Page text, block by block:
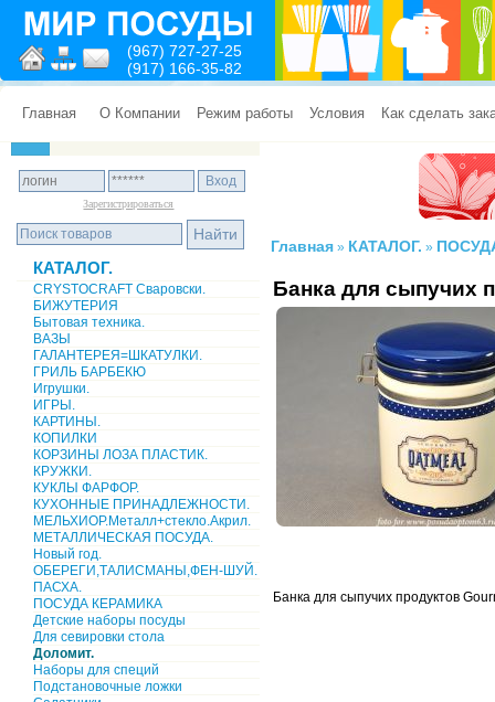
(967) 727-27-25
(917) 166-35-82
Главная О Компании Режим работы Условия Как сделать
Зарегистрироваться
КАТАЛОГ.
CRYSTOCRAFT Сваровски.
БИЖУТЕРИЯ
Бытовая техника.
ВАЗЫ
ГАЛАНТЕРЕЯ=ШКАТУЛКИ.
ГРИЛЬ БАРБЕКЮ
Игрушки.
ИГРЫ.
КАРТИНЫ.
КОПИЛКИ
КОРЗИНЫ ЛОЗА ПЛАСТИК.
КРУЖКИ.
КУКЛЫ ФАРФОР.
КУХОННЫЕ ПРИНАДЛЕЖНОСТИ.
МЕЛЬХИОР.Металл+стекло.Акрил.
МЕТАЛЛИЧЕСКАЯ ПОСУДА.
Новый год.
ОБЕРЕГИ,ТАЛИСМАНЫ,ФЕН-ШУЙ.
ПАСХА.
ПОСУДА КЕРАМИКА
Детские наборы посуды
Для севировки стола
Доломит.
Наборы для специй
Подстановочные ложки
Главная » КАТАЛОГ. »
Банка для сыпучих
Банка для сыпучих продуктов